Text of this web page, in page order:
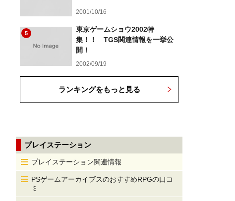
2001/10/16
5
東京ゲームショウ2002特
集！！ TGS関連情報を一挙公
開！
2002/09/19
ランキングをもっと見る
プレイステーション
プレイステーション関連情報
PSゲームアーカイブスのおすすめRPGの口コ
ミ